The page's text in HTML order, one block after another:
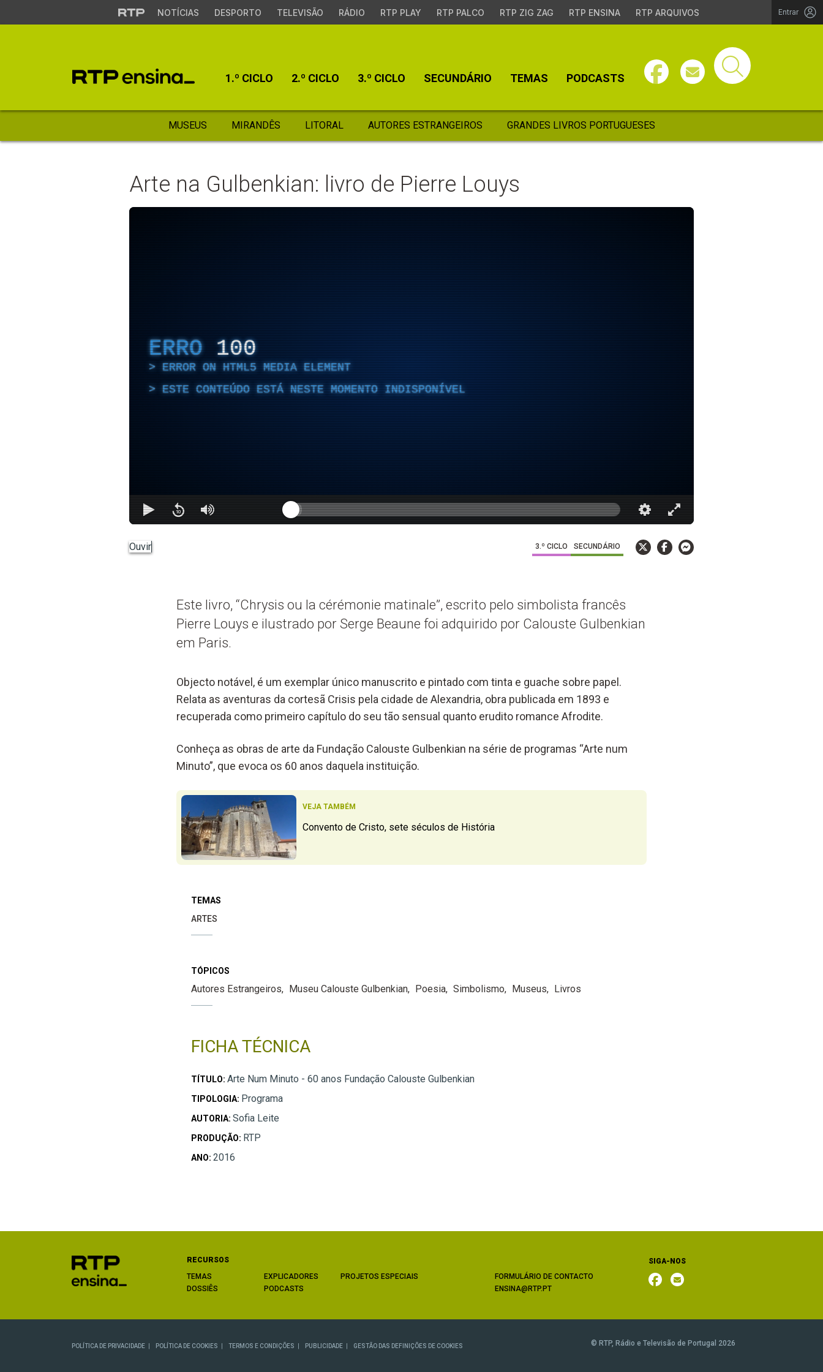
NOTÍCIAS DESPORTO TELEVISÃO RÁDIO RTP PLAY RTP PALCO RTP ZIG ZAG RTP ENSINA RTP ARQUIVOS Entrar
1.º CICLO 2.º CICLO 3.º CICLO SECUNDÁRIO TEMAS PODCASTS
MUSEUS MIRANDÊS LITORAL AUTORES ESTRANGEIROS GRANDES LIVROS PORTUGUESES
Arte na Gulbenkian: livro de Pierre Louys
ERRO 100
ERROR ON HTML5 MEDIA ELEMENT
ESTE CONTEÚDO ESTÁ NESTE MOMENTO INDISPONÍVEL
Ouvir 3.º CICLO SECUNDÁRIO
Este livro, “Chrysis ou la cérémonie matinale”, escrito pelo simbolista francês
Pierre Louys e ilustrado por Serge Beaune foi adquirido por Calouste Gulbenkian
em Paris.
Objecto notável, é um exemplar único manuscrito e pintado com tinta e guache sobre papel.
Relata as aventuras da cortesã Crisis pela cidade de Alexandria, obra publicada em 1893 e
recuperada como primeiro capítulo do seu tão sensual quanto erudito romance Afrodite.
Conheça as obras de arte da Fundação Calouste Gulbenkian na série de programas “Arte num
Minuto”, que evoca os 60 anos daquela instituição.
VEJA TAMBÉM
Convento de Cristo, sete séculos de História
TEMAS
ARTES
TÓPICOS
Autores Estrangeiros Museu Calouste Gulbenkian Poesia Simbolismo Museus Livros
FICHA TÉCNICA
TÍTULO: Arte Num Minuto - 60 anos Fundação Calouste Gulbenkian
TIPOLOGIA: Programa
AUTORIA: Sofia Leite
PRODUÇÃO: RTP
ANO: 2016
RECURSOS
TEMAS
DOSSIÊS
EXPLICADORES
PODCASTS
PROJETOS ESPECIAIS
FORMULÁRIO DE CONTACTO
ENSINA@RTP.PT
SIGA-NOS
POLÍTICA DE PRIVACIDADE POLÍTICA DE COOKIES TERMOS E CONDIÇÕES PUBLICIDADE GESTÃO DAS DEFINIÇÕES DE COOKIES © RTP, Rádio e Televisão de Portugal 2026